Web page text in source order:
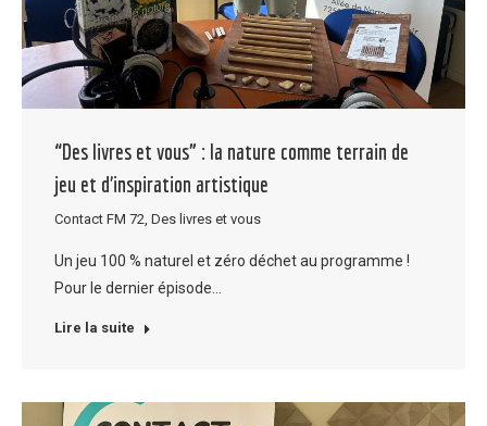
“Des livres et vous” : la nature comme terrain de
jeu et d’inspiration artistique
Contact FM 72 Des livres et vous
Un jeu 100 % naturel et zéro déchet au programme !
Pour le dernier épisode…
Lire la suite